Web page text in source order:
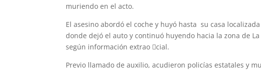
muriendo en el acto.
El asesino abordó el coche y huyó hasta su casa
donde dejó el auto y continuó huyendo hacia la zona de
según información extrao 􀂿cial.
Previo llamado de auxilio, acudieron policías estatales y